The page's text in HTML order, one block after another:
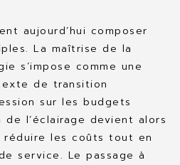
aujourd’hui composer
La maîtrise de la
s’impose comme une
de transition
sur les budgets
l’éclairage devient alors
les coûts tout en
service. Le passage à